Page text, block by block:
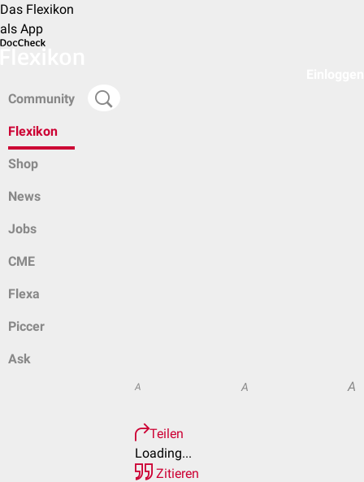
Das Flexikon
als App
Community
Flexikon
Shop
News
Jobs
CME
Flexa
Piccer
Ask
A A A
Teilen
Loading...
Zitieren